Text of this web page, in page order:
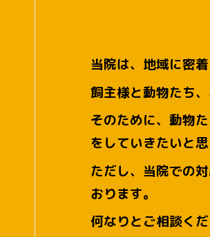
当院は、地域に密
飼主様と動物たち
そのために、動物
をしていきたいと思
ただし、当院での
おります。
何なりとご相談くだ